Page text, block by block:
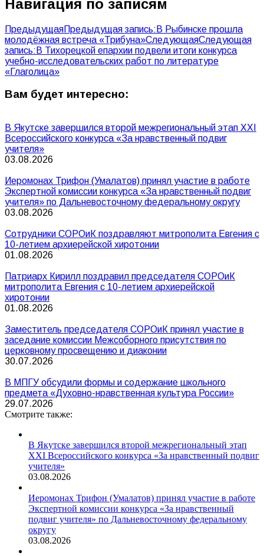
Навигация по записям
ПредыдущаяПредыдущая запись: В Рыбинске прошла
молодёжная встреча «Трибуна»СледующаяСледующая
запись: В Тихорецкой епархии подвели итоги конкурса
учебно-исследовательских работ по литературе
«Глаголица»
Вам будет интересно:
В Якутске завершился второй межрегиональный этап XXI
Всероссийского конкурса «За нравственный подвиг
учителя»
03.08.2026
Иеромонах Трифон (Умалатов) принял участие в работе
Экспертной комиссии конкурса «За нравственный подвиг
учителя» по Дальневосточному федеральному округу
03.08.2026
Сотрудники СОРОиК поздравляют митрополита Евгения с
10-летием архиерейской хиротонии
01.08.2026
Патриарх Кирилл поздравил председателя СОРОиК
митрополита Евгения с 10-летием архиерейской
хиротонии
01.08.2026
Заместитель председателя СОРОиК принял участие в
заседание комиссии Межсоборного присутствия по
церковному просвещению и диаконии
30.07.2026
В МПГУ обсудили формы и содержание школьного
предмета «Духовно-нравственная культура России»
29.07.2026
Смотрите также:
В Якутске завершился второй межрегиональный этап
XXI Всероссийского конкурса «За нравственный подвиг
учителя»
03.08.2026
Иеромонах Трифон (Умалатов) принял участие в работе
Экспертной комиссии конкурса «За нравственный
подвиг учителя» по Дальневосточному федеральному
округу
03.08.2026